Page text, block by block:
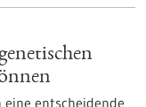
entscheidende